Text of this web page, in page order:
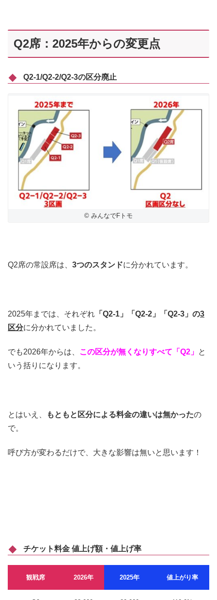
Q2席：2025年からの変更点
Q2-1/Q2-2/Q2-3の区分廃止
© みんなでFトモ
Q2席の常設席は、 3つのスタンドに分かれています。
2025年までは、それぞれ 「Q2-1」「Q2-2」「Q2-3」の3
区分に分かれていました。
でも2026年からは、 この区分が無くなりすべて「Q2」 と
いう括りになります。
とはいえ、 もともと区分による料金の違いは無かったの
で。
呼び方が変わるだけで、大きな影響は無いと思います！
チケット料金 値上げ額・値上げ率
観戦席 2026年 2025年 値上がり率